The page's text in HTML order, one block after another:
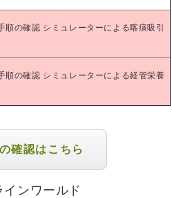
順の確認 シミュレーターによる喀痰吸引
順の確認 シミュレーターによる経管栄養
確認はこちら
インワールド